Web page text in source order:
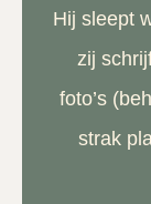
Hij sleept
zij
foto’s
strak